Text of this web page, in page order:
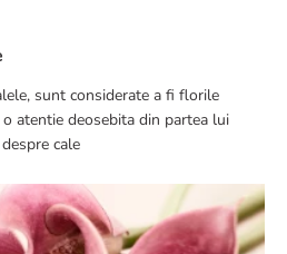
sunt considerate a fi florile
atentie deosebita din partea lui
cale